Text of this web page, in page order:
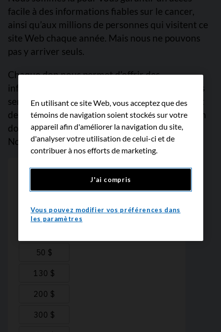
facile à des informations fiables sur le cancer,
ainsi qu’aux millions de personnes qui visitent ce
site Web chaque année. Mais nous ne pouvons
pas y arriver seuls.
Chaque don nous permet d’offrir des
informations fiables sur le cancer et finance des
services de soutien empreints de compassion et
des projets de recherche prometteurs. Faites un
don dès maintenant, car chaque dollar compte.
Nous vous remercions.
En utilisant ce site Web, vous acceptez que des
témoins de navigation soient stockés sur votre
appareil afin d'améliorer la navigation du site,
d'analyser votre utilisation de celui-ci et de
contribuer à nos efforts de marketing.
J'ai compris
Vous pouvez modifier vos préférences dans
les paramètres